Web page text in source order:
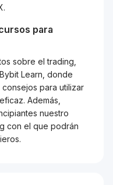
para
sobre el trading,
Learn, donde
para utilizar
Además,
nuestro
con el que podrán